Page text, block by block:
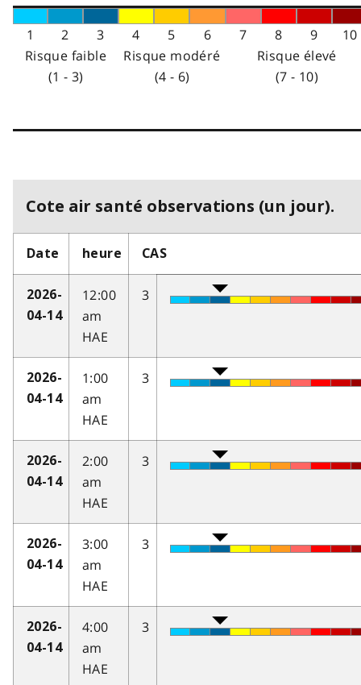
1 2 3 4 5 6 7 8 9
10
Risque faible
(1 - 3)
Risque modéré
(4 - 6)
Risque élevé
(7 - 10)
Cote air santé observations (un jour).
Date heure CAS
2026-
04-14
12:00
am
HAE
3
2026-
04-14
1:00
am
HAE
3
2026-
04-14
2:00
am
HAE
3
2026-
04-14
3:00
am
HAE
3
2026-
04-14
4:00
am
HAE
3